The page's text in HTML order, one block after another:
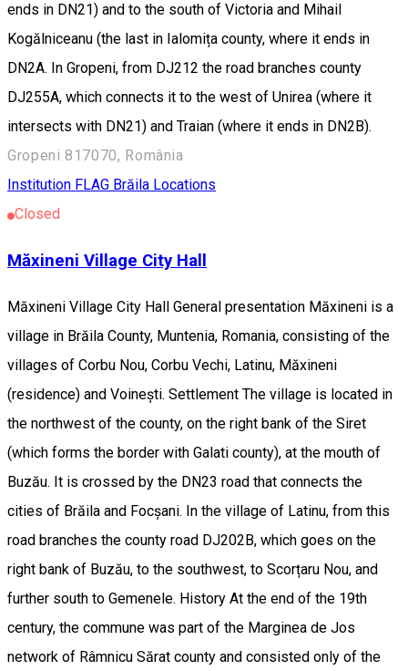
ends in DN21) and to the south of Victoria and Mihail
Kogălniceanu (the last in Ialomița county, where it ends in
DN2A. In Gropeni, from DJ212 the road branches county
DJ255A, which connects it to the west of Unirea (where it
intersects with DN21) and Traian (where it ends in DN2B).
Gropeni 817070, România
Institution FLAG Brăila Locations
Closed
Măxineni Village City Hall
Măxineni Village City Hall General presentation Măxineni is a
village in Brăila County, Muntenia, Romania, consisting of the
villages of Corbu Nou, Corbu Vechi, Latinu, Măxineni
(residence) and Voinești. Settlement The village is located in
the northwest of the county, on the right bank of the Siret
(which forms the border with Galati county), at the mouth of
Buzău. It is crossed by the DN23 road that connects the
cities of Brăila and Focșani. In the village of Latinu, from this
road branches the county road DJ202B, which goes on the
right bank of Buzău, to the southwest, to Scorțaru Nou, and
further south to Gemenele. History At the end of the 19th
century, the commune was part of the Marginea de Jos
network of Râmnicu Sărat county and consisted only of the